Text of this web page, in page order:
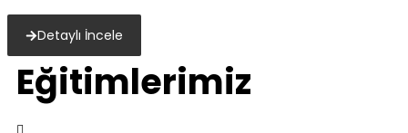
Detaylı İncele
Eğitimlerimiz